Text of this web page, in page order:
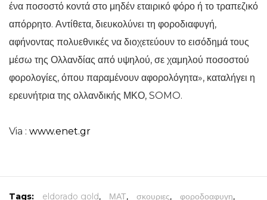
ένα ποσοστό κοντά στο μηδέν εταιρικό φόρο ή το τραπεζικό
απόρρητο. Αντίθετα, διευκολύνει τη φοροδιαφυγή,
αφήνοντας πολυεθνικές να διοχετεύουν το εισόδημά τους
μέσω της Ολλανδίας από υψηλού, σε χαμηλού ποσοστού
φορολογίες, όπου παραμένουν αφορολόγητα», καταλήγει η
ερευνήτρια της ολλανδικής ΜΚΟ, SOMO.
Via : www.enet.gr
Tags: eldorado gold, ΜΑΤ, σκουριες, φοροδοαφυγη,